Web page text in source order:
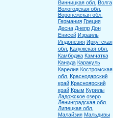
Винницкая обл. Волга
Вологодская обл.
Воронежская обл.
Германия Греция
Десна Днепр Дон
Енисей Израиль
Индонезия Иркутская
обл. Калужская обл.
Камбоджа Камчатка
Канада Каракуль
Карелия Костромская
обл. Краснодарский
край Красноярский
край Крым Курилы
Ладожское озеро
Ленинградская обл.
Липецкая обл.
Малайзия Мальдивы